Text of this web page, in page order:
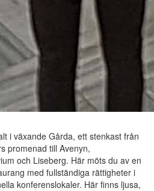
i växande Gårda, ett stenkast från
promenad till Avenyn,
och Liseberg. Här möts du av en
med fullständiga rättigheter i
konferenslokaler. Här finns ljusa,